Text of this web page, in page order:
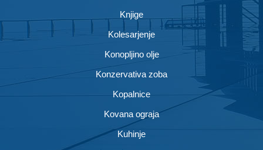
Knjige
Kolesarjenje
Konopljino olje
Konzervativa zoba
Kopalnice
Kovana ograja
Kuhinje